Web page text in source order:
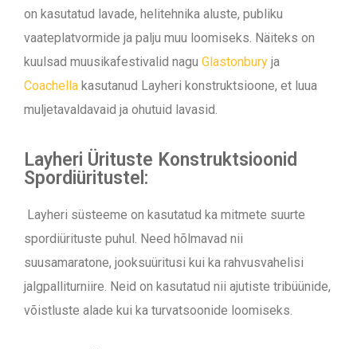
on kasutatud lavade, helitehnika aluste, publiku
vaateplatvormide ja palju muu loomiseks. Näiteks on
kuulsad muusikafestivalid nagu Glastonbury ja
Coachella kasutanud Layheri konstruktsioone, et luua
muljetavaldavaid ja ohutuid lavasid.
Layheri Ürituste Konstruktsioonid
Spordiüritustel:
Layheri süsteeme on kasutatud ka mitmete suurte
spordiürituste puhul. Need hõlmavad nii
suusamaratone, jooksuüritusi kui ka rahvusvahelisi
jalgpalliturniire. Neid on kasutatud nii ajutiste tribüünide,
võistluste alade kui ka turvatsoonide loomiseks.